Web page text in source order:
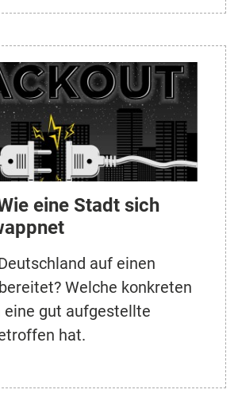
eine Stadt sich
auf einen
Welche konkreten
eine gut aufgestellte
hat.